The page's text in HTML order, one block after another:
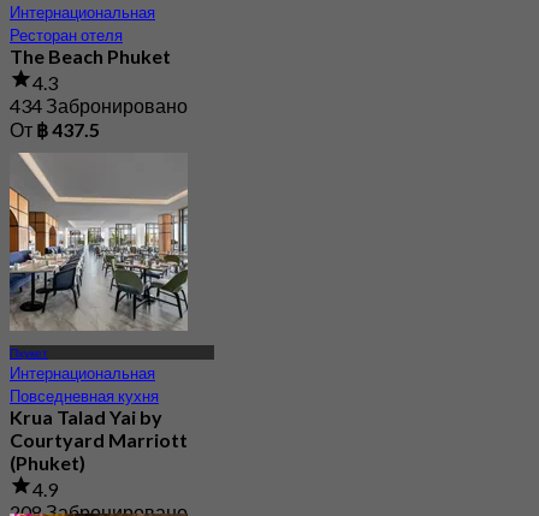
Интернациональная
Ресторан отеля
The Beach Phuket
4.3
434 Забронировано
От ฿ 437.5
Пхукет
Интернациональная
Повседневная кухня
Krua Talad Yai by
Courtyard Marriott
(Phuket)
4.9